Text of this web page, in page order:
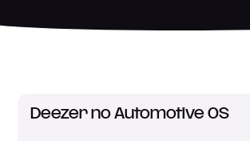
Deezer no Automotive OS